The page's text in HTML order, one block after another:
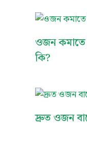
ওজন কমাতে
কি?
দ্রুত ওজন